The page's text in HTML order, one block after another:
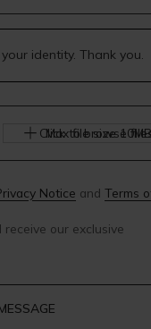
Click to browse
Max file size
Notice and Terms
our exclusive